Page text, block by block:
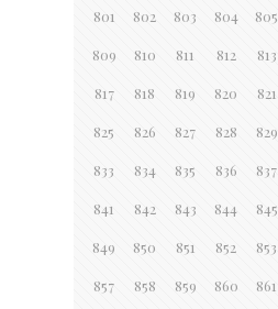
801 802 803 804 805
809 810 811 812 813
817 818 819 820 821
825 826 827 828 829
833 834 835 836 837
841 842 843 844 845
849 850 851 852 853
857 858 859 860 861